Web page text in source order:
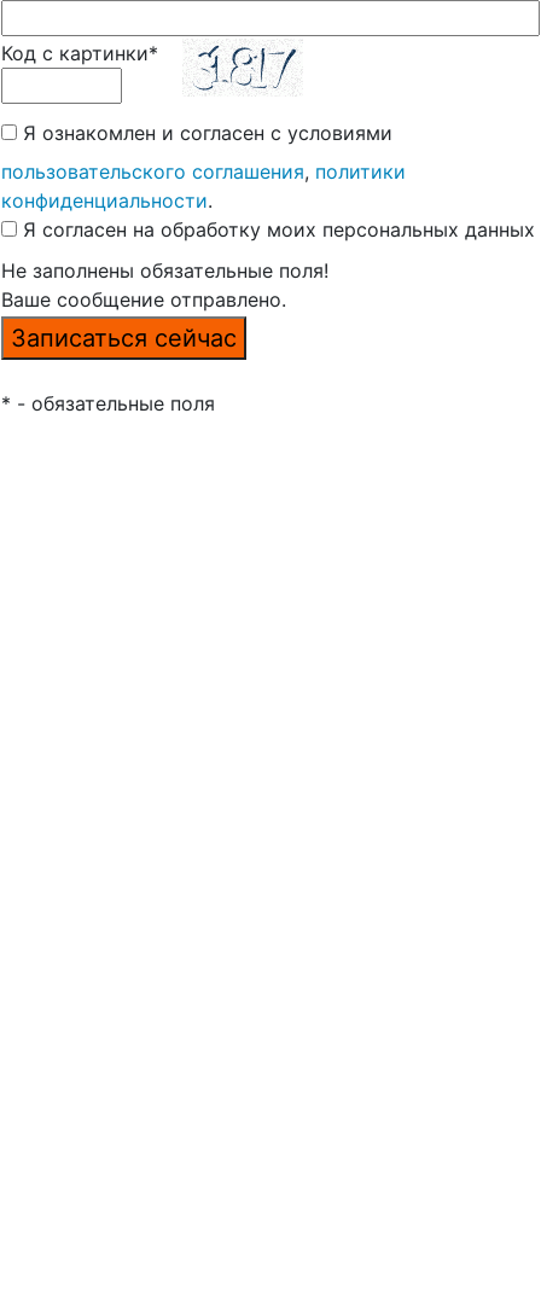
Код с картинки*
Я ознакомлен и согласен с условиями
пользовательского соглашения, политики
конфиденциальности.
Я согласен на обработку моих персональных данных
Не заполнены обязательные поля!
Ваше сообщение отправлено.
* - обязательные поля